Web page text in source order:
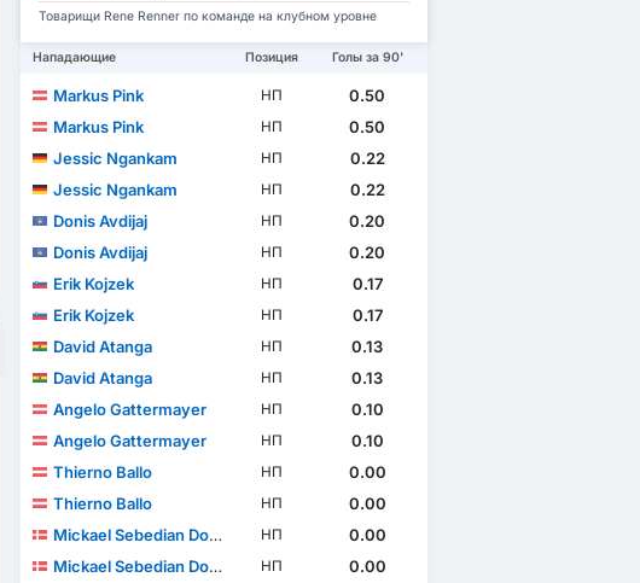
Товарищи Rene Renner по команде на клубном уровне
Нападающие Позиция Голы за 90'
Markus Pink НП
0.50
Markus Pink
НП
0.50
Jessic Ngankam
НП
0.22
Jessic Ngankam
НП
0.22
Donis Avdijaj
НП
0.20
Donis Avdijaj
НП
0.20
Erik Kojzek
НП
0.17
Erik Kojzek
НП
0.17
David Atanga
НП
0.13
David Atanga
НП
0.13
Angelo Gattermayer
НП
0.10
Angelo Gattermayer
НП
0.10
Thierno Ballo
НП
0.00
Thierno Ballo
НП
0.00
Mickael Sebedian Dosso
НП
0.00
Mickael Sebedian Dosso
НП 0.00